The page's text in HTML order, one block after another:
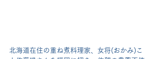
北海道在住の重ね煮料理家、女将(おかみ)こ